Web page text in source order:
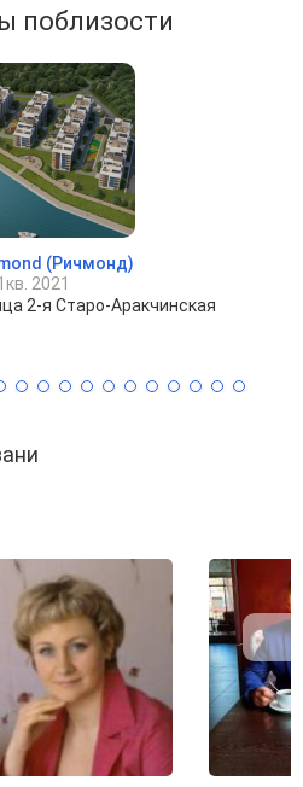
поблизости
(Ричмонд)
2021
2-я Старо-Аракчинская